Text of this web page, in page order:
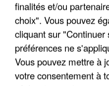
finalités et/ou
choix". Vous pouvez
cliquant sur "Continuer
préférences ne
Vous pouvez mettre à
votre consentement à